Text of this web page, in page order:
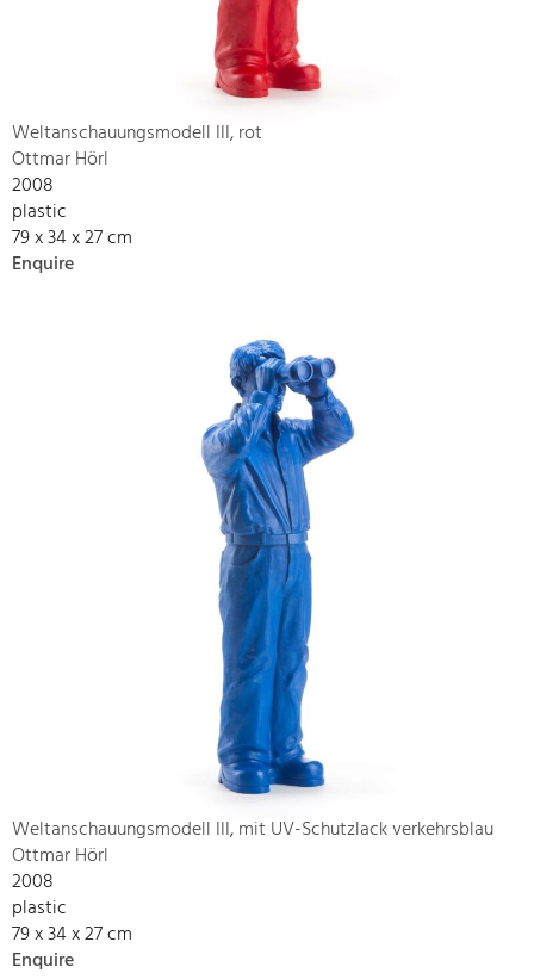
Weltanschauungsmodell III, rot
Ottmar Hörl
2008
plastic
79 x 34 x 27 cm
Enquire
Weltanschauungsmodell III, mit UV-Schutzlack verkehrsblau
Ottmar Hörl
2008
plastic
79 x 34 x 27 cm
Enquire